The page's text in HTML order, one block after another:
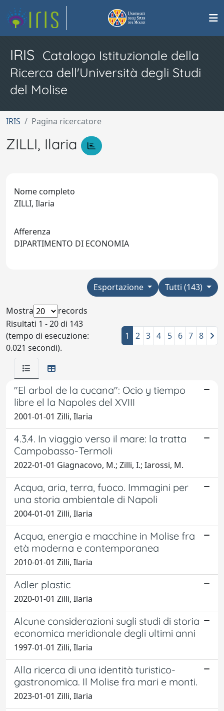
IRIS Catalogo Istituzionale della
Ricerca dell'Università degli Studi
del Molise
IRIS Pagina ricercatore
ZILLI, Ilaria
Nome completo
ZILLI, Ilaria
Afferenza
DIPARTIMENTO DI ECONOMIA
Tutti (143)
Esportazione
Mostra
records
Risultati 1 - 20 di 143
(tempo di esecuzione:
0.021 secondi).
1 2 3 4 5 6 7 8
"El arbol de la cucana": Ocio y tiempo
libre el la Napoles del XVIII
2001-01-01 Zilli, Ilaria
4.3.4. In viaggio verso il mare: la tratta
Campobasso-Termoli
2022-01-01 Giagnacovo, M.; Zilli, I.; Iarossi, M.
Acqua, aria, terra, fuoco. Immagini per
una storia ambientale di Napoli
2004-01-01 Zilli, Ilaria
Acqua, energia e macchine in Molise fra
età moderna e contemporanea
2010-01-01 Zilli, Ilaria
Adler plastic
2020-01-01 Zilli, Ilaria
Alcune considerazioni sugli studi di storia
economica meridionale degli ultimi anni
1997-01-01 Zilli, Ilaria
Alla ricerca di una identità turistico-
gastronomica. Il Molise fra mari e monti.
2023-01-01 Zilli, Ilaria